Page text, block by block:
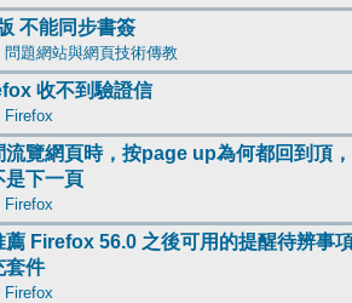
不能同步書簽
問題網站與網頁技術傳教
收不到驗證信
Firefox
流覽網頁時，按page up為何都回到頂，
是下一頁
Firefox
薦 Firefox 56.0 之後可用的提醒待辨事
套件
Firefox